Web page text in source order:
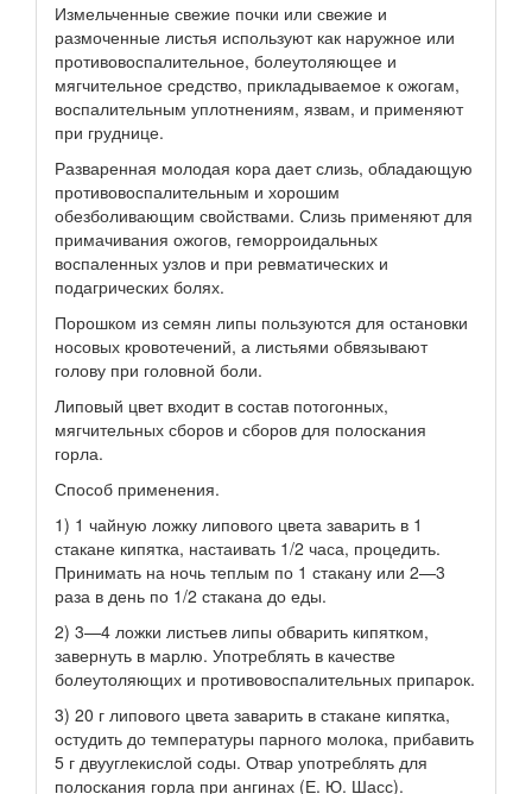
Измельченные свежие почки или свежие и
размоченные листья используют как наружное или
противовоспалительное, болеутоляющее и
мягчительное средство, прикладываемое к ожогам,
воспалительным уплотнениям, язвам, и применяют
при груднице.
Разваренная молодая кора дает слизь, обладающую
противовоспалительным и хорошим
обезболивающим свойствами. Слизь применяют для
примачивания ожогов, геморроидальных
воспаленных узлов и при ревматических и
подагрических болях.
Порошком из семян липы пользуются для остановки
носовых кровотечений, а листьями обвязывают
голову при головной боли.
Липовый цвет входит в состав потогонных,
мягчительных сборов и сборов для полоскания
горла.
Способ применения.
1) 1 чайную ложку липового цвета заварить в 1
стакане кипятка, настаивать 1/2 часа, процедить.
Принимать на ночь теплым по 1 стакану или 2—3
раза в день по 1/2 стакана до еды.
2) 3—4 ложки листьев липы обварить кипятком,
завернуть в марлю. Употреблять в качестве
болеутоляющих и противовоспалительных припарок.
3) 20 г липового цвета заварить в стакане кипятка,
остудить до температуры парного молока, прибавить
5 г двууглекислой соды. Отвар употреблять для
полоскания горла при ангинах (Е. Ю. Шасс).